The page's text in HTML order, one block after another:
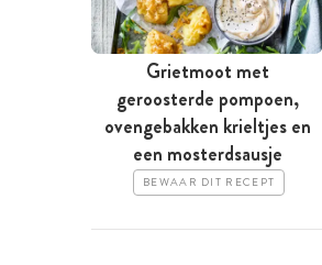
Grietmoot met
geroosterde pompoen,
ovengebakken krieltjes en
een mosterdsausje
BEWAAR DIT RECEPT